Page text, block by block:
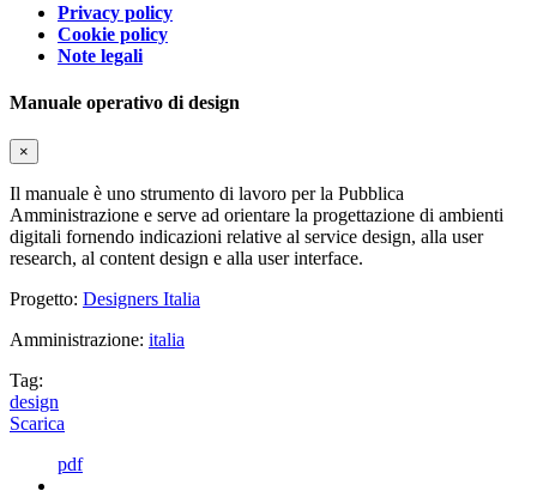
Privacy policy
Cookie policy
Note legali
Manuale operativo di design
×
Il manuale è uno strumento di lavoro per la Pubblica
Amministrazione e serve ad orientare la progettazione di ambienti
digitali fornendo indicazioni relative al service design, alla user
research, al content design e alla user interface.
Progetto: Designers Italia
Amministrazione: italia
Tag:
design
Scarica
pdf